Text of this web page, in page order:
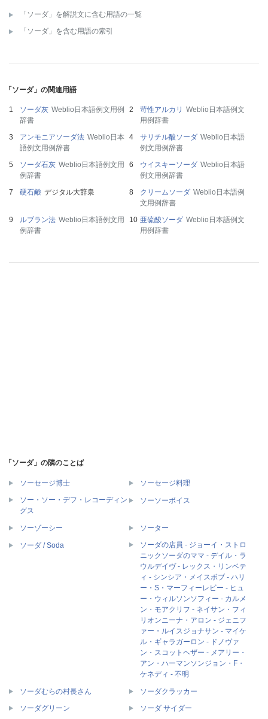
「ソーダ」を解説文に含む用語の一覧
「ソーダ」を含む用語の索引
「ソーダ」の関連用語
ソーダ灰 Weblio日本語例文用例
辞書
苛性アルカリ Weblio日本語例文
用例辞書
アンモニアソーダ法 Weblio日本
語例文用例辞書
サリチル酸ソーダ Weblio日本語
例文用例辞書
ソーダ石灰 Weblio日本語例文用
例辞書
ウイスキーソーダ Weblio日本語
例文用例辞書
硬石鹸 デジタル大辞泉 クリームソーダ Weblio日本語例
文用例辞書
ルブラン法 Weblio日本語例文用
例辞書
亜硫酸ソーダ Weblio日本語例文
用例辞書
「ソーダ」の隣のことば
ソーセージ博士
ソーセージ料理
ソー・ソー・デフ・レコーディン
グス
ソーソーボイス
ソーゾーシー ソーター
ソーダ / Soda
ソーダの店員 - ジョーイ・ストロ
ニックソーダのママ - デイル・ラ
ウルデイヴ - レックス・リンベテ
ィ - シンシア・メイスボブ - ハリ
ー・S・マーフィーレビー - ヒュ
ー・ウィルソンソフィー - カルメ
ン・モアクリフ - ネイサン・フィ
リオンニーナ・アロン - ジェニフ
ァー・ルイスジョナサン - マイケ
ル・ギャラガーロン - ドノヴァ
ン・スコットヘザー - メアリー・
アン・ハーマンソンジョン・F・
ケネディ - 不明
ソーダむらの村長さん ソーダクラッカー
ソーダグリーン ソーダ サイダー